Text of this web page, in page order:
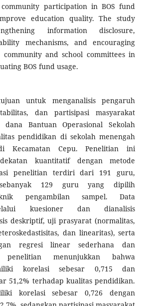
participation in BOS fund
education quality. The study
information disclosure,
mechanisms, and encouraging
and school committees in
BOS fund usage.
untuk menganalisis pengaruh
dan partisipasi masyarakat
dana Bantuan Operasional Sekolah
pendidikan di sekolah menengah
Kecamatan Cepu. Penelitian ini
kuantitatif dengan metode
penelitian terdiri dari 191 guru,
129 guru yang dipilih
pengambilan sampel. Data
kuesioner dan dianalisis
deskriptif, uji prasyarat (normalitas,
dan linearitas), serta
regresi linear sederhana dan
menunjukkan bahwa
korelasi sebesar 0,715 dan
51,2% terhadap kualitas pendidikan.
korelasi sebesar 0,726 dengan